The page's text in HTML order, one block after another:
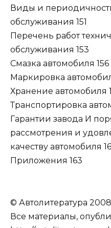
Виды и
обслуживания 151
Перечень работ
обслуживания 153
Смазка автомобиля 156
Маркировка
Хранение автомобиля
Транспортировка
Гарантии завода И
рассмотрения и
качеству автомобиля
Приложения 163
© Автолитература 2008
Все материалы,